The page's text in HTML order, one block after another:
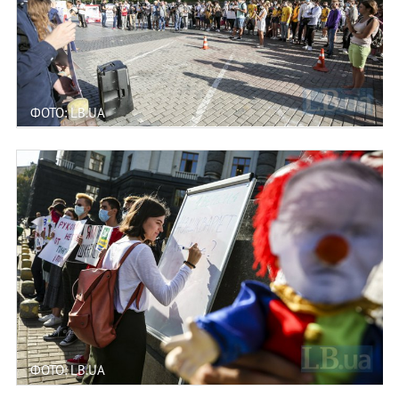
ФОТО: LB.UA
ФОТО: LB.UA